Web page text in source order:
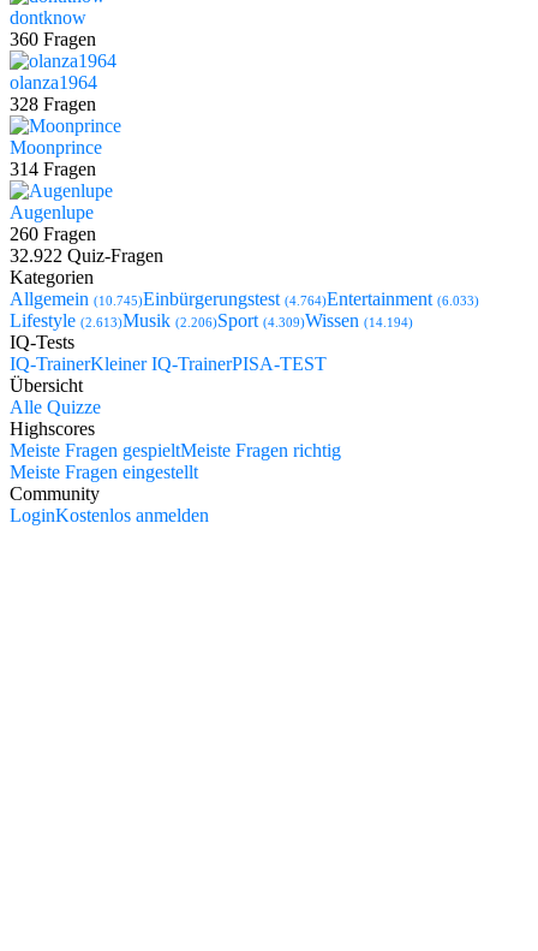
dontknow
360 Fragen
olanza1964
328 Fragen
Moonprince
314 Fragen
Augenlupe
260 Fragen
32.922 Quiz-Fragen
Kategorien
Allgemein (10.745)Einbürgerungstest (4.764)Entertainment (6.033)
Lifestyle (2.613)Musik (2.206)Sport (4.309)Wissen (14.194)
IQ-Tests
IQ-TrainerKleiner IQ-TrainerPISA-TEST
Übersicht
Alle Quizze
Highscores
Meiste Fragen gespieltMeiste Fragen richtig
Meiste Fragen eingestellt
Community
LoginKostenlos anmelden